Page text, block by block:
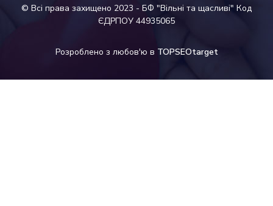
© Всі права захищено 2023 - БФ "Вільні та щасливі" Код
ЄДРПОУ 44935065
Розроблено з любов'ю в TOPSEOtarget